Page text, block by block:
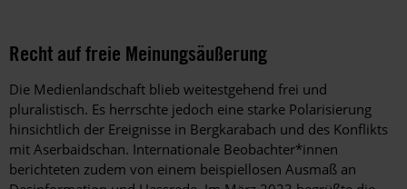
Recht auf freie Meinungsäußerung
Die Medienlandschaft blieb weitestgehend frei und
pluralistisch. Es herrschte jedoch eine starke Polarisierung
hinsichtlich der Ereignisse in Bergkarabach und des Konflikts
mit Aserbaidschan. Internationale Beobachter*innen
berichteten zudem von einem beispiellosen Ausmaß an